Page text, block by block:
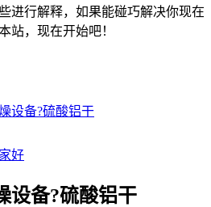
进行解释，如果能碰巧解决你现在
站，现在开始吧！
设备?硫酸铝干
好
设备?硫酸铝干